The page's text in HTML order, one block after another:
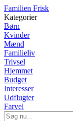
Familien Frisk
Kategorier
Børn
Kvinder
Mænd
Familieliv
Trivsel
Hjemmet
Budget
Interesser
Udflugter
Farvel